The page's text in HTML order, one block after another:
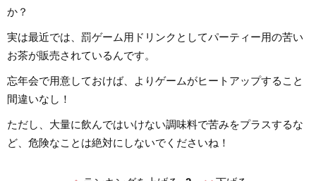
か？
実は最近では、罰ゲーム用ドリンクとしてパーティー用の苦い
お茶が販売されているんです。
忘年会で用意しておけば、よりゲームがヒートアップすること
間違いなし！
ただし、大量に飲んではいけない調味料で苦みをプラスするな
ど、危険なことは絶対にしないでくださいね！